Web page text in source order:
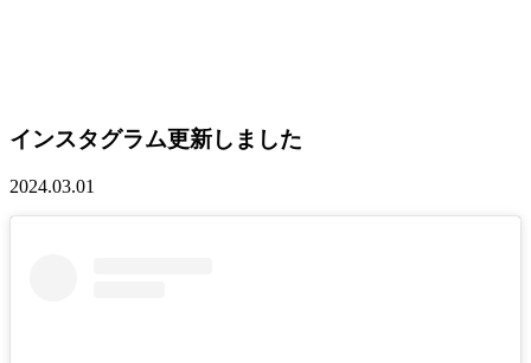
インスタグラム更新しました
2024.03.01